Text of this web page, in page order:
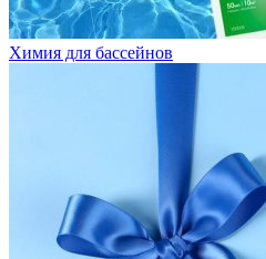
Химия для бассейнов